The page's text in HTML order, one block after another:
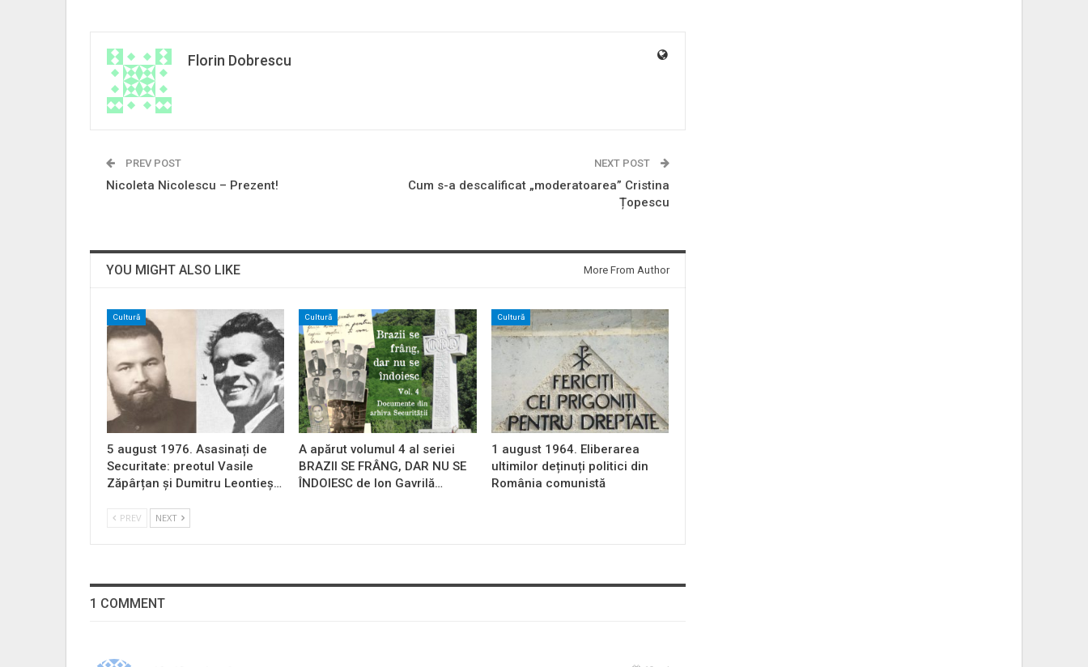
Florin Dobrescu
PREV POST
Nicoleta Nicolescu – Prezent!
NEXT POST
Cum s-a descalificat „moderatoarea” Cristina
Țopescu
YOU MIGHT ALSO LIKE More From Author
Cultură
5 august 1976. Asasinați de
Securitate: preotul Vasile
Zăpârțan și Dumitru Leontieș…
Cultură
A apărut volumul 4 al seriei
BRAZII SE FRÂNG, DAR NU SE
ÎNDOIESC de Ion Gavrilă…
Cultură
1 august 1964. Eliberarea
ultimilor deținuți politici din
România comunistă
PREV NEXT
1 COMMENT